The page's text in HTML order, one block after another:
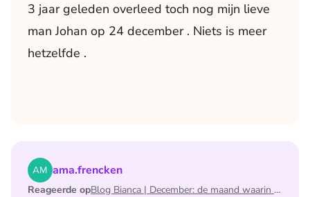
3 jaar geleden overleed toch nog mijn lieve
man Johan op 24 december . Niets is meer
hetzelfde .
ama.frencken
Reageerde op Blog Bianca | December: de maand waarin ik mijn man verloor
Lees het artikel Blog Bianca | December: de maand